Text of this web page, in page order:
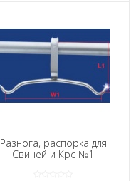
Разнога, распорка для
Свиней и Крс №1